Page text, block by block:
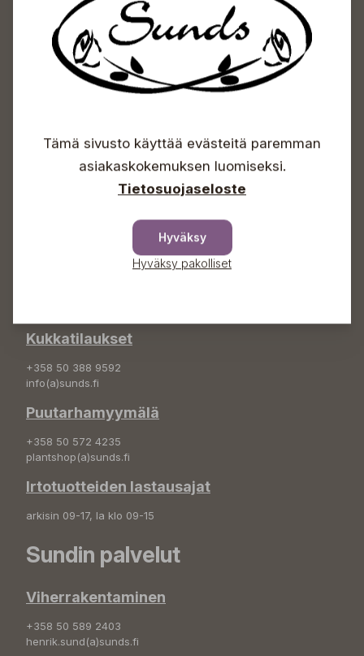
Sundin Puutarhakeskus
Avoinna
Sunnuntaisin Itsepalvelu
Info & vaihde
Kukkatilaukset
+358 50 388 9592
info(a)sunds.fi
Puutarhamyymälä
+358 50 572 4235
plantshop(a)sunds.fi
Irtotuotteiden lastausajat
arkisin 09-17, la klo 09-15
Sundin palvelut
Viherrakentaminen
+358 50 589 2403
henrik.sund(a)sunds.fi
Tämä sivusto käyttää evästeitä paremman
asiakaskokemuksen luomiseksi.
Tietosuojaseloste
Hyväksy
Hyväksy pakolliset